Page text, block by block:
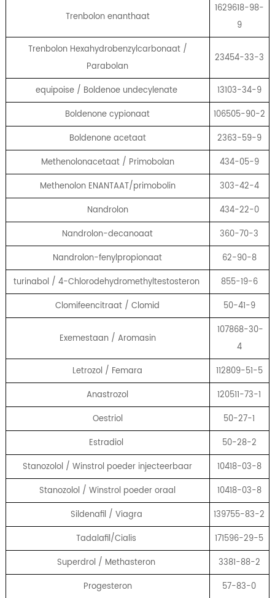
Trenbolon enanthaat
1629618-98-
9
Trenbolon Hexahydrobenzylcarbonaat /
Parabolan
23454-33-3
equipoise / Boldenoe undecylenate
13103-34-9
Boldenone cypionaat
106505-90-2
Boldenone acetaat
2363-59-9
Methenolonacetaat / Primobolan
434-05-9
Methenolon ENANTAAT/primobolin
303-42-4
Nandrolon
434-22-0
Nandrolon-decanoaat
360-70-3
Nandrolon-fenylpropionaat
62-90-8
turinabol / 4-Chlorodehydromethyltestosteron
855-19-6
Clomifeencitraat / Clomid
50-41-9
Exemestaan ​​/ Aromasin
107868-30-
4
Letrozol / Femara
112809-51-5
Anastrozol
120511-73-1
Oestriol
50-27-1
Estradiol
50-28-2
Stanozolol / Winstrol poeder injecteerbaar
10418-03-8
Stanozolol / Winstrol poeder oraal
10418-03-8
Sildenafil / Viagra
139755-83-2
Tadalafil/Cialis
171596-29-5
Superdrol / Methasteron
3381-88-2
Progesteron
57-83-0